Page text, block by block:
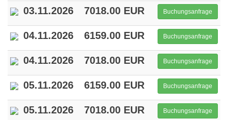
03.11.2026 7018.00 EUR Buchungsanfrage
04.11.2026 6159.00 EUR Buchungsanfrage
04.11.2026 7018.00 EUR Buchungsanfrage
05.11.2026 6159.00 EUR Buchungsanfrage
05.11.2026 7018.00 EUR Buchungsanfrage